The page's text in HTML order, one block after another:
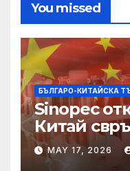
You missed
БЪЛГАРО-КИТАЙСКА
Sinopec
Китай
находище
MAY 17, 2026